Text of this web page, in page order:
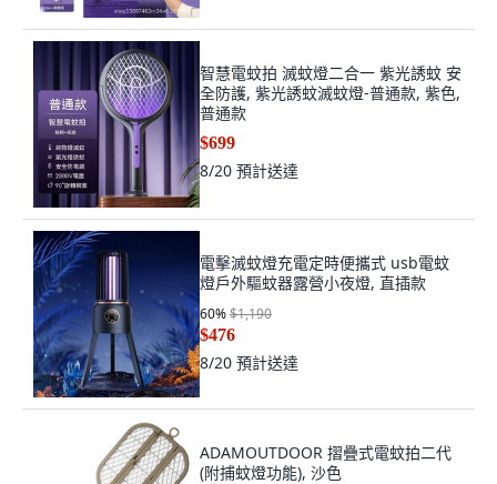
智慧電蚊拍 滅蚊燈二合一 紫光誘蚊 安
全防護, 紫光誘蚊滅蚊燈-普通款, 紫色,
普通款
$699
8/20 預計送達
電擊滅蚊燈充電定時便攜式 usb電蚊
燈戶外驅蚊器露營小夜燈, 直插款
60%$1,190
$476
8/20 預計送達
ADAMOUTDOOR 摺疊式電蚊拍二代
(附捕蚊燈功能), 沙色